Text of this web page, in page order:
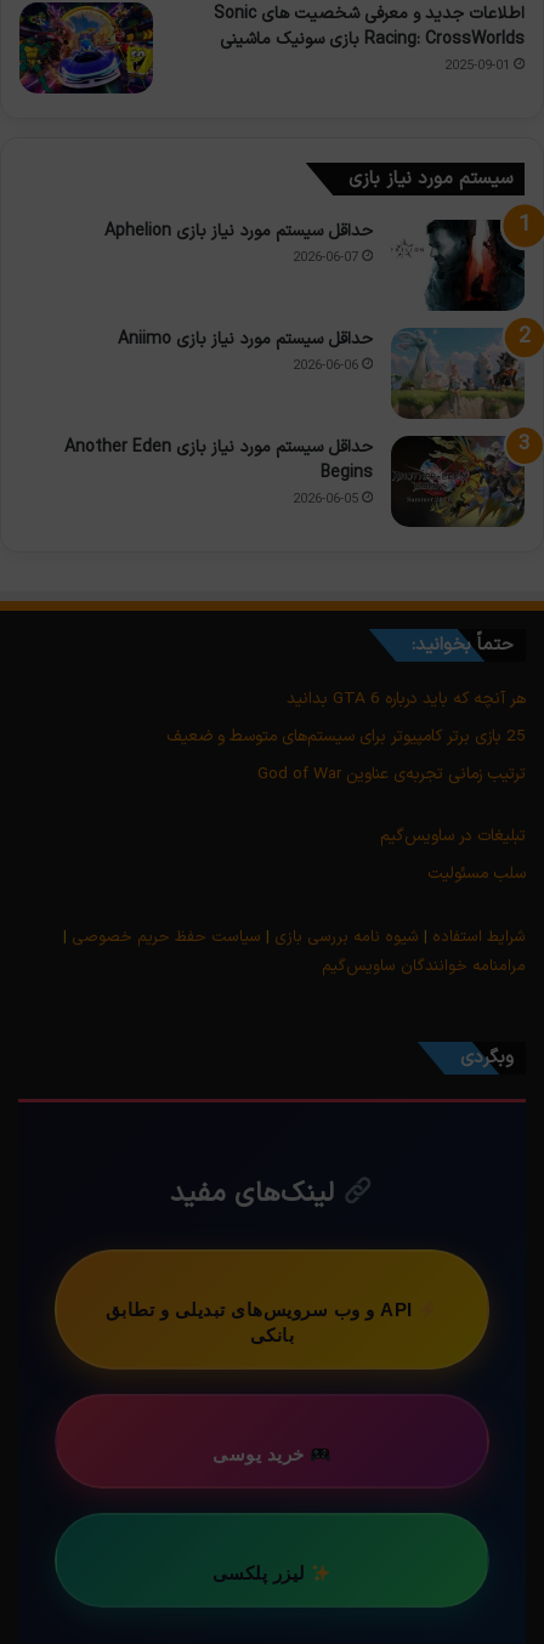
اطلاعات جدید و معرفی شخصیت های Sonic
Racing: CrossWorlds بازی سونیک ماشینی
2025-09-01
سیستم مورد نیاز بازی
حداقل سیستم مورد نیاز بازی Aphelion
2026-06-07
حداقل سیستم مورد نیاز بازی Aniimo
2026-06-06
حداقل سیستم مورد نیاز بازی Another Eden
Begins
2026-06-05
حتماً بخوانید:
هر آنچه که باید درباره GTA 6 بدانید
25 بازی برتر کامپیوتر برای سیستم‌های متوسط و ضعیف
ترتیب زمانی تجربه‌ی عناوین God of War
تبلیغات در ساویس‌گیم
سلب مسئولیت
شرایط استفاده | شیوه نامه بررسی بازی | سیاست حفظ حریم خصوصی |
مرامنامه خوانندگان ساویس‌گیم
وبگردی
لینک‌های مفید
API و وب سرویس‌های تبدیلی و تطابق
بانکی
خرید یوسی
لیزر پلکسی